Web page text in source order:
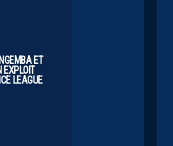
ET
EXPLOIT
LEAGUE
Mdr